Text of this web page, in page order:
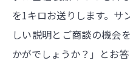
を1キロお送りします。サ
しい説明とご商談の機会
かがでしょうか？」とお答